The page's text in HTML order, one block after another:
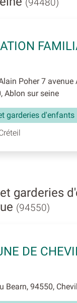
(94480)
Poher 7 avenue
Ablon sur seine
garderies d'enfants
garderies
(94550)
DE
Bearn, 94550,